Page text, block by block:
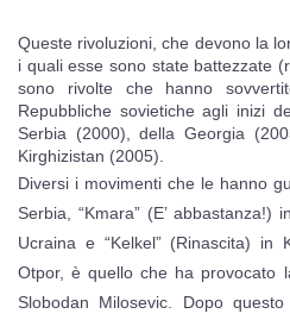
Queste rivoluzioni, che devono la
i quali esse sono state battezzate
sono rivolte che hanno
Repubbliche sovietiche agli inizi
Serbia (2000), della Georgia
Kirghizistan (2005).
Diversi i movimenti che le hanno
Serbia, “Kmara” (E’ abbastanza!)
Ucraina e “Kelkel” (Rinascita) in
Otpor, è quello che ha provocato
Slobodan Milosevic. Dopo